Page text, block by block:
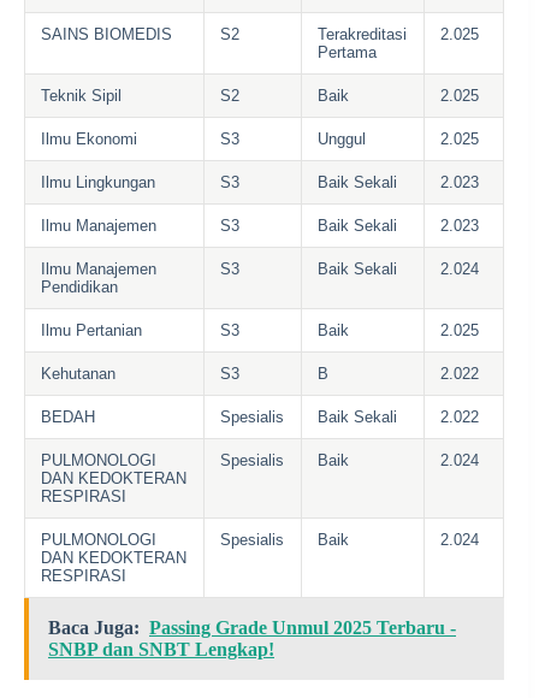
SAINS BIOMEDIS S2
Terakreditasi
Pertama
2.025
Teknik Sipil S2 Baik 2.025
Ilmu Ekonomi S3 Unggul 2.025
Ilmu Lingkungan S3 Baik Sekali 2.023
Ilmu Manajemen S3 Baik Sekali 2.023
Ilmu Manajemen
Pendidikan
S3 Baik Sekali 2.024
Ilmu Pertanian S3 Baik 2.025
Kehutanan S3 B 2.022
BEDAH Spesialis Baik Sekali 2.022
PULMONOLOGI
DAN KEDOKTERAN
RESPIRASI
Spesialis Baik 2.024
PULMONOLOGI
DAN KEDOKTERAN
RESPIRASI
Spesialis Baik 2.024
Baca Juga: Passing Grade Unmul 2025 Terbaru -
SNBP dan SNBT Lengkap!